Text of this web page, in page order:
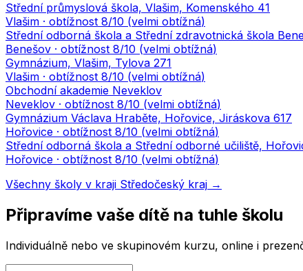
Střední průmyslová škola, Vlašim, Komenského 41
Vlašim · obtížnost 8/10 (velmi obtížná)
Střední odborná škola a Střední zdravotnická škola
Benešov · obtížnost 8/10 (velmi obtížná)
Gymnázium, Vlašim, Tylova 271
Vlašim · obtížnost 8/10 (velmi obtížná)
Obchodní akademie Neveklov
Neveklov · obtížnost 8/10 (velmi obtížná)
Gymnázium Václava Hraběte, Hořovice, Jiráskova 617
Hořovice · obtížnost 8/10 (velmi obtížná)
Střední odborná škola a Střední odborné učiliště,
Hořovice · obtížnost 8/10 (velmi obtížná)
Všechny školy v kraji Středočeský kraj →
Připravíme vaše dítě na tuhle školu
Individuálně nebo ve skupinovém kurzu, online i